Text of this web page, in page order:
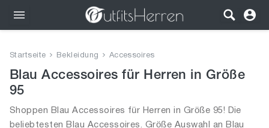
Bekleidung
Startseite Bekleidung Accessoires
Blau Accessoires für Herren in Größe
95
Shoppen Blau Accessoires für Herren in Größe 95! Die
beliebtesten Blau Accessoires. Größe Auswahl an Blau